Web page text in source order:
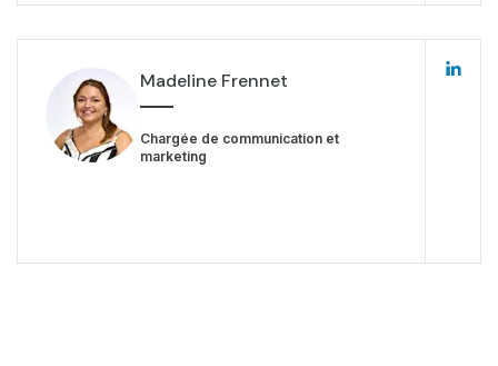
Madeline Frennet
Chargée de communication et
marketing